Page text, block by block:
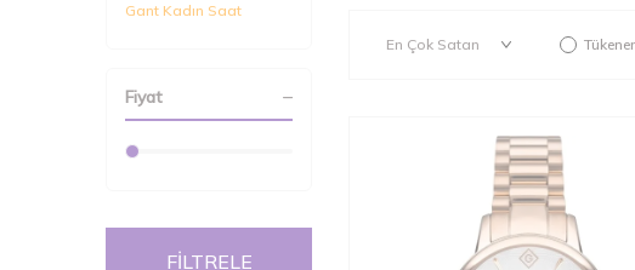
Gant Kadın Saat
Fiyat
FİLTRELE